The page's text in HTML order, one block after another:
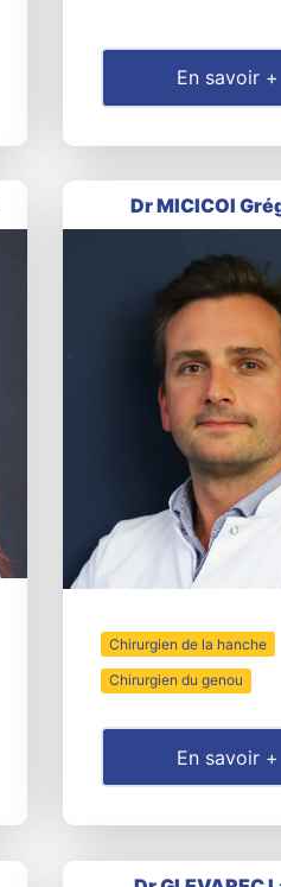
En savoir +
Dr MICICOI
Chirurgien de la hanche
Chirurgien du genou
En savoir +